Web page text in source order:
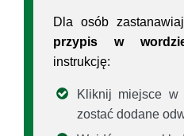
Dla osób
przypis w
instrukcję:
Kliknij miejsce w
zostać dodane